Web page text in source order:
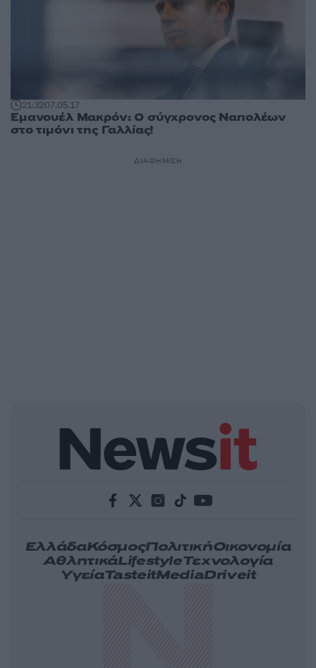
21:3207.05.17
Εμανουέλ Μακρόν: Ο σύγχρονος Ναπολέων
στο τιμόνι της Γαλλίας!
ΔΙΑΦΗΜΙΣΗ
ΕλλάδαΚόσμοςΠολιτικήΟικονομία
ΑθλητικάLifestyleΤεχνολογία
ΥγείαTasteitMediaDriveit